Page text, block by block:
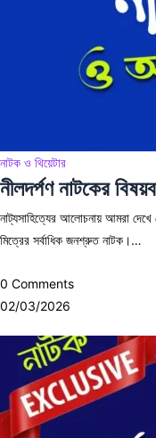
নাটক ও থিয়েটার
নীলদর্পণ নাটকের
নাট্যসাহিত্যের আলোচনায় আমরা দেখে
মিত্রের সর্বাধিক জনশ্রুত নাটক।…
0 Comments
02/03/2026